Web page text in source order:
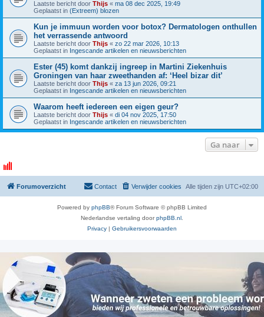
Laatste bericht door Thijs « ma 08 dec 2025, 19:49
Geplaatst in (Extreem) blozen
Kun je immuun worden voor botox? Dermatologen onthullen
het verrassende antwoord
Laatste bericht door Thijs « zo 22 mar 2026, 10:13
Geplaatst in Ingescande artikelen en nieuwsberichten
Ester (45) komt dankzij ingreep in Martini Ziekenhuis
Groningen van haar zweethanden af: ‘Heel bizar dit’
Laatste bericht door Thijs « za 13 jun 2026, 09:21
Geplaatst in Ingescande artikelen en nieuwsberichten
Waarom heeft iedereen een eigen geur?
Laatste bericht door Thijs « di 04 nov 2025, 17:50
Geplaatst in Ingescande artikelen en nieuwsberichten
Ga naar
Forumoverzicht Alle tijden zijn UTC+02:00
Verwijder cookies
Contact
Powered by phpBB® Forum Software © phpBB Limited
Nederlandse vertaling doorphpBB.nl
Privacy | Gebruikersvoorwaarden